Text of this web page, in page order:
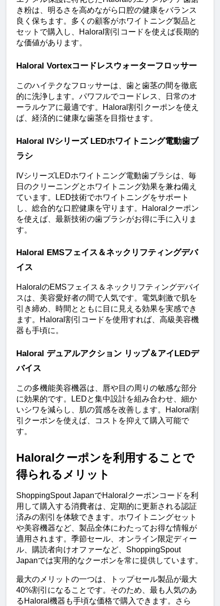
き粉は、明るさを高めながら口腔の健康をバランス
良く保ちます。多くの顧客がホワイトニング製品と
セットで購入し、Haloral割引コードを使えば長期的
な価値があります。
Haloral Vortexコードレスウォーターフロッサー
このハイテクなフロッサーは、歯と歯茎の間を徹底
的に洗浄します。パワフルでコードレス、日常のオ
ーラルケアに最適です。Haloral割引クーポンを使え
ば、経済的に健康な歯茎を目指せます。
Haloral IVシリーズ LEDホワイトニング電動歯ブ
ラシ
IVシリーズLEDホワイトニング電動歯ブラシは、毎
日のクリーニングとホワイトニング効果を兼ね備え
ています。LED技術でホワイトニングをサポート
し、総合的な口腔健康を守ります。Haloralクーポン
を使えば、最新技術の歯ブラシがお得に手に入りま
す。
Haloral EMSフェイス＆ネックリフティングデバ
イス
HaloralのEMSフェイス＆ネックリフティングデバイ
スは、美容愛好者の間で人気です。電気刺激で肌を
引き締め、時間とともに目に見える効果を実感でき
ます。Haloral割引コードを使用すれば、高級美容機
器も手頃に。
Haloral デュアルアクション リップ＆アイLEDデ
バイス
この多機能美容機器は、唇や目の周りの敏感な部分
に効果的です。LEDと集中設計を組み合わせ、細か
いシワを減らし、肌の質感を改善します。Haloral割
引クーポンを使えば、コストを抑えて購入可能で
す。
Haloralクーポンを利用することで
得られるメリット
ShoppingSpout JapanでHaloralクーポンコードを利
用して購入する消費者は、定期的に更新される認証
済みの割引を体験できます。ホワイトニングセット
や美容機器など、製品全体にわたってお得な情報が
適用されます。季節セール、オンライン限定ディー
ル、購読者向けオファーなど、ShoppingSpout
Japanでは実用的なクーポンを常に提供しています。
最大のメリットの一つは、トップセール製品が最大
40%割引になることです。そのため、最も人気のあ
るHaloral機器も手頃な価格で購入できます。さら